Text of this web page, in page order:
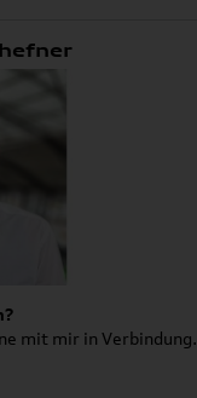
mit mir in Verbindung.